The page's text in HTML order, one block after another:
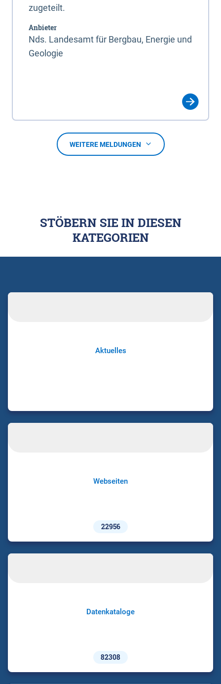
zugeteilt.
Anbieter
Nds. Landesamt für Bergbau, Energie und
Geologie
WEITERE MELDUNGEN
STÖBERN SIE IN DIESEN
KATEGORIEN
Aktuelles
Webseiten
22956
Datenkataloge
82308